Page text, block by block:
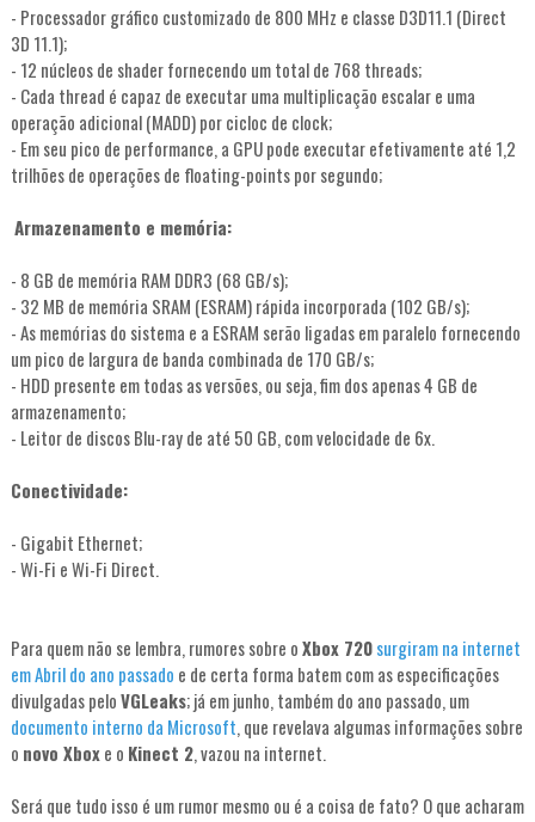
- Processador gráfico customizado de 800 MHz e classe D3D11.1 (Direct
3D 11.1);
- 12 núcleos de shader fornecendo um total de 768 threads;
- Cada thread é capaz de executar uma multiplicação escalar e uma
operação adicional (MADD) por cicloc de clock;
- Em seu pico de performance, a GPU pode executar efetivamente até 1,2
trilhões de operações de floating-points por segundo;
Armazenamento e memória:
- 8 GB de memória RAM DDR3 (68 GB/s);
- 32 MB de memória SRAM (ESRAM) rápida incorporada (102 GB/s);
- As memórias do sistema e a ESRAM serão ligadas em paralelo fornecendo
um pico de largura de banda combinada de 170 GB/s;
- HDD presente em todas as versões, ou seja, fim dos apenas 4 GB de
armazenamento;
- Leitor de discos Blu-ray de até 50 GB, com velocidade de 6x.
Conectividade:
- Gigabit Ethernet;
- Wi-Fi e Wi-Fi Direct.
Para quem não se lembra, rumores sobre oXbox 720surgiram na internet
em Abril do ano passado e de certa forma batem com as especificações
divulgadas peloVGLeaks; já em junho, também do ano passado, um
documento interno da Microsoft, que revelava algumas informações sobre
o novo Xboxe o Kinect 2, vazou na internet.
Será que tudo isso é um rumor mesmo ou é a coisa de fato? O que acharam